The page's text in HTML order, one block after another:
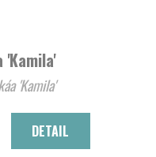
'Kamila'
'Kamila'
DETAIL